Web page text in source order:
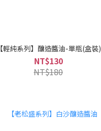
【輕純系列】釀造醬油-單瓶(盒裝)
NT$130
NT$180